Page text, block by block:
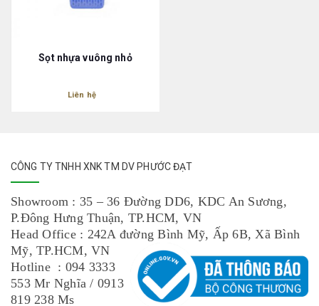
Sọt nhựa vuông nhỏ
Liên hệ
CÔNG TY TNHH XNK TM DV PHƯỚC ĐẠT
Showroom : 35 – 36 Đường DD6, KDC An Sương,
P.Đông Hưng Thuận, TP.HCM, VN
Head Office : 242A đường Bình Mỹ, Ấp 6B, Xã Bình
Mỹ, TP.HCM, VN
Hotline : 094 3333
553 Mr Nghĩa / 0913
819 238 Ms